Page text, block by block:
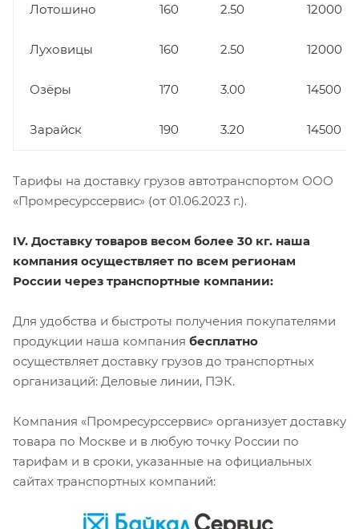
Лотошино 160 2.50 12000
Луховицы 160 2.50 12000
Озёры 170 3.00 14500
Зарайск 190 3.20 14500
Тарифы на доставку грузов автотранспортом ООО
«Промресурссервис» (от 01.06.2023 г.).
IV. Доставку товаров весом более 30 кг. наша
компания осуществляет по всем регионам
России через транспортные компании:
Для удобства и быстроты получения покупателями
продукции наша компания бесплатно
осуществляет доставку грузов до транспортных
организаций: Деловые линии, ПЭК.
Компания «Промресурссервис» организует доставку
товара по Москве и в любую точку России по
тарифам и в сроки, указанные на официальных
сайтах транспортных компаний: